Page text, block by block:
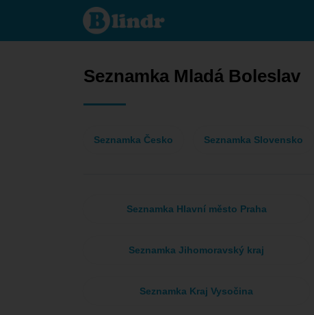
Seznamka
- On
hledá ji
Seznamka Mladá Boleslav
Seznamka Česko Seznamka Slovensko
Seznamka Hlavní město Praha
Seznamka Jihomoravský kraj
Seznamka Kraj Vysočina